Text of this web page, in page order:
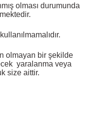
olması durumunda
olmayan bir şekilde
yaralanma veya
size aittir.